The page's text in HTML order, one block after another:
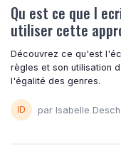
Qu est ce que l
utiliser cette
Découvrez ce qu'est
règles et son utilisation
l'égalité des genres.
par Isabelle